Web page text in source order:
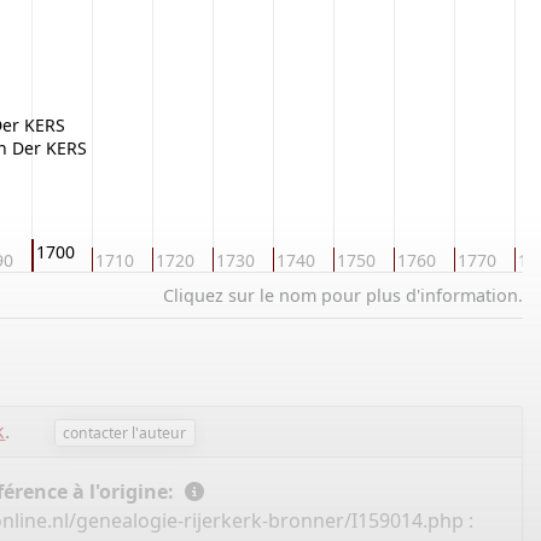
1700 1710 1720 1730 1740 1750 1760 1770
KERS
KERS
Cliquez sur le nom pour plus d'information.
. contacter l'auteur
à l'origine:
genealogie-rijerkerk-bronner/I159014.php :